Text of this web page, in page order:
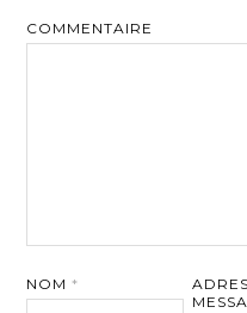
COMMENTAIRE
NOM *